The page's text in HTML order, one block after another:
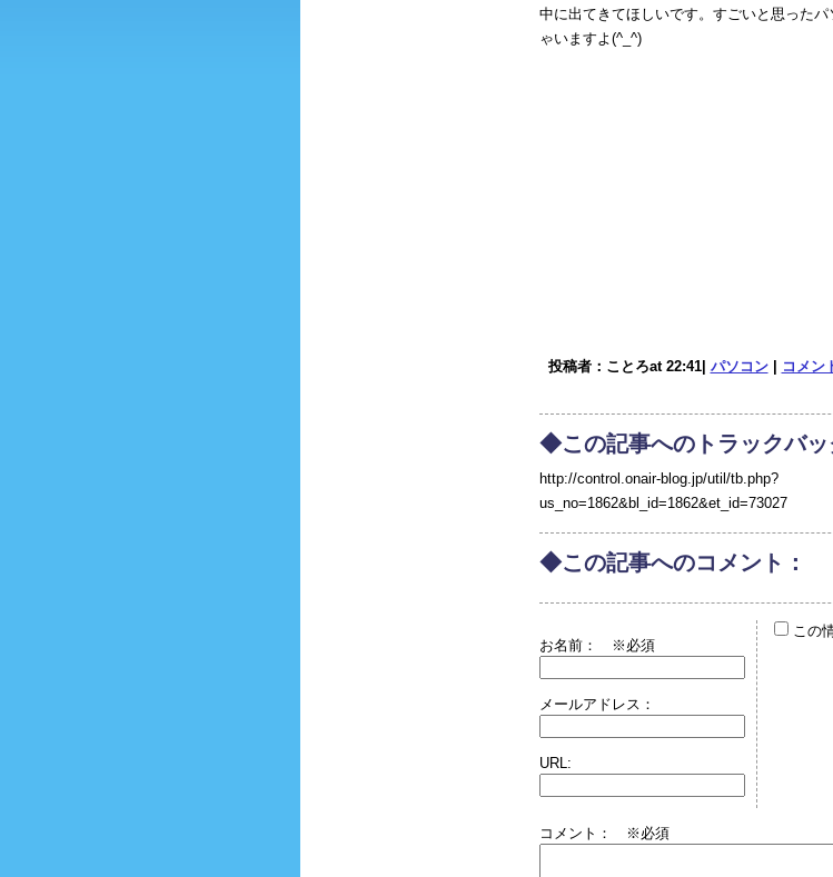
中に出てきてほしいです。すごいと思ったパ
ゃいますよ(^_^)
投稿者：ことろat 22:41| パソコン| コメン
◆この記事へのトラックバッ
http://control.onair-blog.jp/util/tb.php?
us_no=1862&bl_id=1862&et_id=73027
◆この記事へのコメント：
お名前： ※必須
メールアドレス：
URL:
この
コメント： ※必須